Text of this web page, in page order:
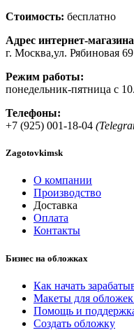
Стоимость: бесплатно
Адрес интернет-
г. Москва,ул. Рябиновая
Режим работы:
понедельник-пятница с
Телефоны:
+7 (925) 001-18-04
Zagotovkimsk
О компании
Производство
Доставка
Оплата
Контакты
Бизнес на обложках
Как начать
Макеты для
Помощь и
Создать обложку